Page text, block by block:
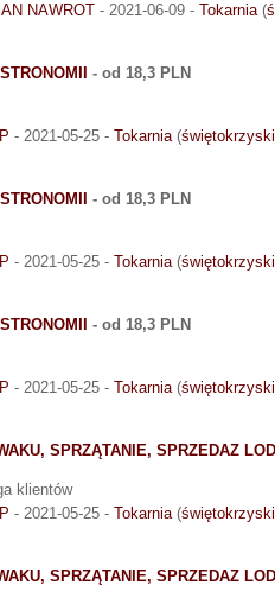
NAWROT - 2021-06-09 - Tokarnia(
- od 18,3 PLN
- 2021-05-25 - Tokarnia(
- od 18,3 PLN
- 2021-05-25 - Tokarnia(
- od 18,3 PLN
- 2021-05-25 - Tokarnia(
SPRZĄTANIE, SPRZEDAZ
klientów
- 2021-05-25 - Tokarnia(
SPRZĄTANIE, SPRZEDAZ